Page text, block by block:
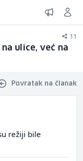
11
ulice, već na
Povratak na članak
režiji bile